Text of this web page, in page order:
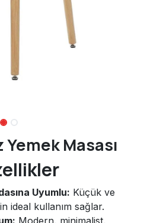
Masası
Uyumlu: Küçük ve
ideal kullanım sağlar.